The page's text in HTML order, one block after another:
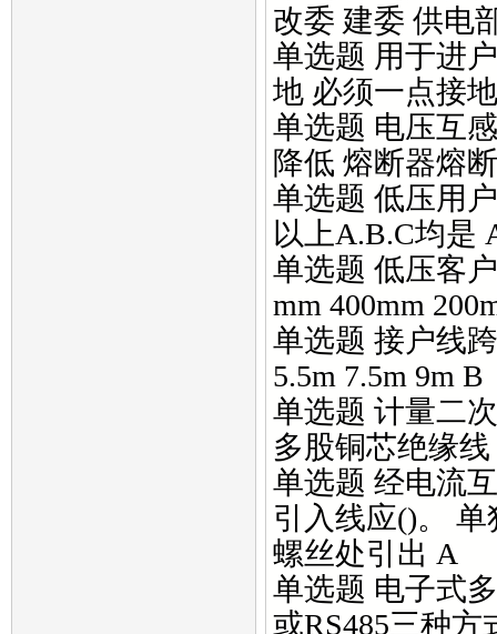
改委 建委 供电
单选题 用于进
地 必须一点接
单选题 电压互
降低 熔断器熔
单选题 低压用
以上A.B.C均是
单选题 低压客
mm 400mm
单选题 接户线
5.5m 7.5m 9m B
单选题 计量二
多股铜芯绝缘
单选题 经电流
引入线应()。
螺丝处引出 A
单选题 电子式
或RS485三种